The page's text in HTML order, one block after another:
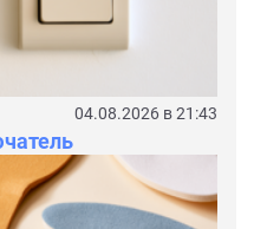
04.08.2026 в 21:43